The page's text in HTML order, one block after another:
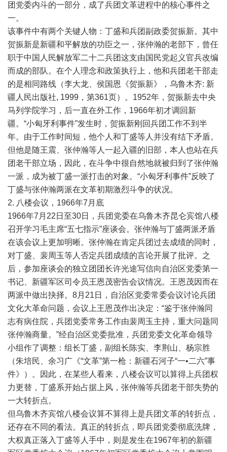
团党委内斗的一部分，成了兵团文革进程中的核心事件之
一。
该事件中有两个关键人物：丁盛和兵团副政委贺振新。其中
贺振新是新疆和平解放的功臣之一，张仲瀚的老部下，曾任
职于中国人民解放军二十二兵团这支由国民党起义官兵改编
而成的部队。在个人理念和政策执行上，他和兵团老干部走
的是相同路线（李大龙、侯国恩《贺振新》，乌鲁木齐: 新
疆人民出版社, 1999，第361页）。1952年，贺振新去中央
马列学院学习，后一直在外工作，1966年初才调回新
疆。“小匈牙利事件”发生时，贺振新刚回兵团工作不到半
年。由于工作时间短，他个人和丁盛等人并没有结下矛盾。
但他是随王震、张仲瀚等人一起入疆的旧部，本人也站在兵
团老干部立场，因此，在斗争中很自然地就被归到了张仲瀚
一派，成为被丁盛一派打击的对象。“小匈牙利事件”反映了
丁盛与张仲瀚两派在文革初期激烈斗争的状况。
2. 八楼会议，1966年7月底
1966年7月22日至30日，兵团党委在乌鲁木齐昆仑宾馆八楼
召开学习毛主席“五七指示”座谈会。张仲瀚与丁盛两派矛盾
在该会议上更加明晰。张仲瀚在肯定兵团过去成绩的同时，
对丁盛、裴周玉等人否定兵团成绩的言论开展了批评。之
后，参加座谈会的独立团团长许光途写信向自治区党委第一
书记、新疆军区司令员王恩茂密告会议情况。王恩茂因而在
两派中做出抉择。8月21日，自治区党委常委会议讨论兵团
文化大革命问题，会议上王恩茂作出决定：“鉴于张仲瀚同
志有病住院，兵团党委常务工作由裴周玉主持，重大问题同
张仲瀚商量。”经自治区党委批准，兵团党委文化革命领导
小组作了调整：组长丁盛，副组长陈实、李荆山、杨宗胜
（朱培民、余习广《“文革”第一枪：新疆石河子“一•二六”事
件》）。因此，在某些人看来，八楼会议可以算得上兵团权
力更替，丁盛系开始占据上风，张仲瀚等兵团老干部失势的
一大转折点。
但乌鲁木齐宾馆八楼会议算不算得上是兵团文革的转折点，
还存在不同的看法。真正的转折点，即兵团党委彻底洗牌，
大权真正落入丁盛等人手中，则是发生在1967年初的新疆